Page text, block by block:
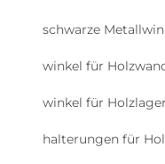
schwarze
winkel für
winkel für
halterungen für